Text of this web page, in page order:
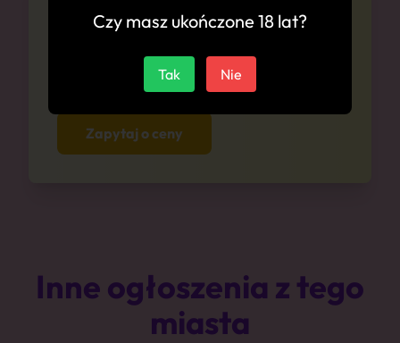
Cennik
Zapytaj się o ceny anonimowo i bez
Zapytaj o ceny
Inne ogłoszenia z tego
miasta
Czy masz ukończone 18 lat?
Tak Nie